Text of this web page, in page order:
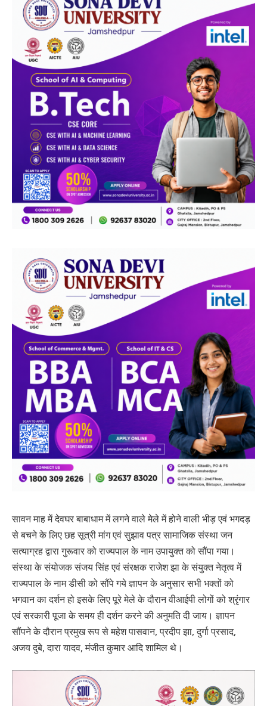
सावन माह में देवघर बाबाधाम में लगने वाले मेले में होने वाली भीड़ एवं भगदड़
से बचने के लिए छह सूत्री मांग एवं सुझाव पत्र सामाजिक संस्था जन
सत्याग्रह द्वारा गुरूवार को राज्यपाल के नाम उपायुक्त को सौंपा गया।
संस्था के संयोजक संजय सिंह एवं संरक्षक राजेश झा के संयुक्त नेतृत्व में
राज्यपाल के नाम डीसी को सौंपे गये ज्ञापन के अनुसार सभी भक्तों को
भगवान का दर्शन हो इसके लिए पूरे मेले के दौरान वीआईपी लोगों को श्रृंगार
एवं सरकारी पूजा के समय ही दर्शन करने की अनुमति दी जाय। ज्ञापन
सौंपने के दौरान प्रमुख रूप से महेश पासवान, प्रदीप झा, दुर्गा प्रसाद,
अजय दुबे, दारा यादव, मंजीत कुमार आदि शामिल थे।